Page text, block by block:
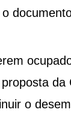
da
o